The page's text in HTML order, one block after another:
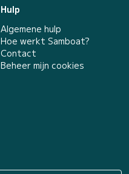
Hulp
Algemene hulp
Hoe werkt Samboat?
Contact
Beheer mijn cookies